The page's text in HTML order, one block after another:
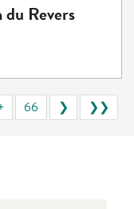
Revers
66 ❯ ❯❯